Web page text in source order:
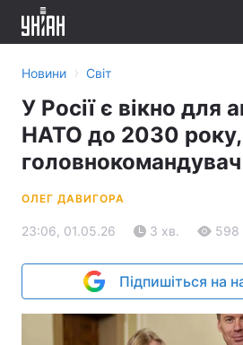
Новини › Світ
У Росії є вікно для
НАТО до 2030
головнокомандувач
ОЛЕГ ДАВИГОРА
23:06, 01.05.26 3 хв. 598
Підпишіться на